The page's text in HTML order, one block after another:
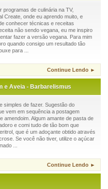
programas de culinária na TV,
Create, onde eu aprendo muito, e
conhecer técnicas e receitas
não sendo vegana, eu me inspiro
fazer a versão vegana. Para mim
quando consigo um resultado tão
para ...
Continue Lendo ►
e Aveia - Barbarelismus
simples de fazer. Sugestão do
vem em sequência a postagem
amendoim. Algum amante de pasta de
e comi tudo de tão bom que
que é um adoçante obtido através
Se você não tiver, utilize o açúcar
...
Continue Lendo ►